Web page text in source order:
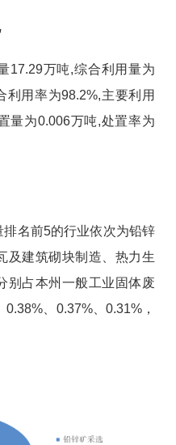
17.29万吨,综合利用量为
利用率为98.2%,主要利用
量为0.006万吨,处置率为
名前5的行业依次为铅锌
及建筑砌块制造、热力生
别占本州一般工业固体废
、0.37%、0.31%，